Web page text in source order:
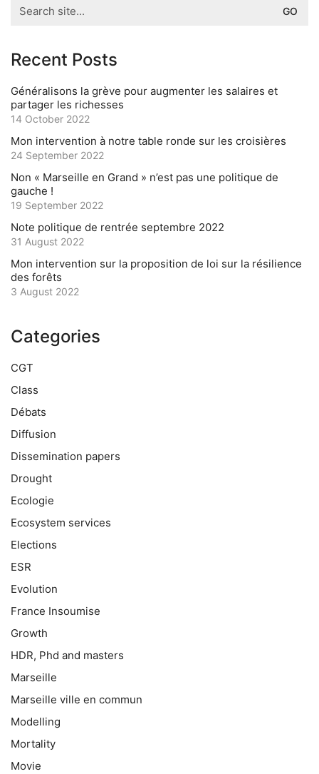
for:
Recent Posts
Généralisons la grève pour augmenter les salaires et
partager les richesses
14 October 2022
Mon intervention à notre table ronde sur les croisières
24 September 2022
Non « Marseille en Grand » n’est pas une politique de
gauche !
19 September 2022
Note politique de rentrée septembre 2022
31 August 2022
Mon intervention sur la proposition de loi sur la résilience
des forêts
3 August 2022
Categories
CGT
Class
Débats
Diffusion
Dissemination papers
Drought
Ecologie
Ecosystem services
Elections
ESR
Evolution
France Insoumise
Growth
HDR, Phd and masters
Marseille
Marseille ville en commun
Modelling
Mortality
Movie